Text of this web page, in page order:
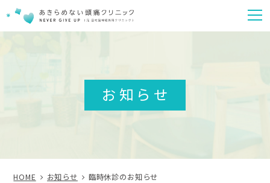
お知らせ
HOME お知らせ 臨時休診のお知らせ